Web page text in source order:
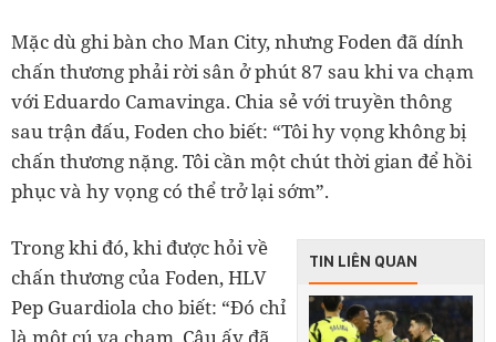
Mặc dù ghi bàn cho Man City, nhưng Foden đã dính
chấn thương phải rời sân ở phút 87 sau khi va chạm
với Eduardo Camavinga. Chia sẻ với truyền thông
sau trận đấu, Foden cho biết: “Tôi hy vọng không bị
chấn thương nặng. Tôi cần một chút thời gian để hồi
phục và hy vọng có thể trở lại sớm”.
TIN LIÊN QUAN
Trong khi đó, khi được hỏi về
chấn thương của Foden, HLV
Pep Guardiola cho biết: “Đó chỉ